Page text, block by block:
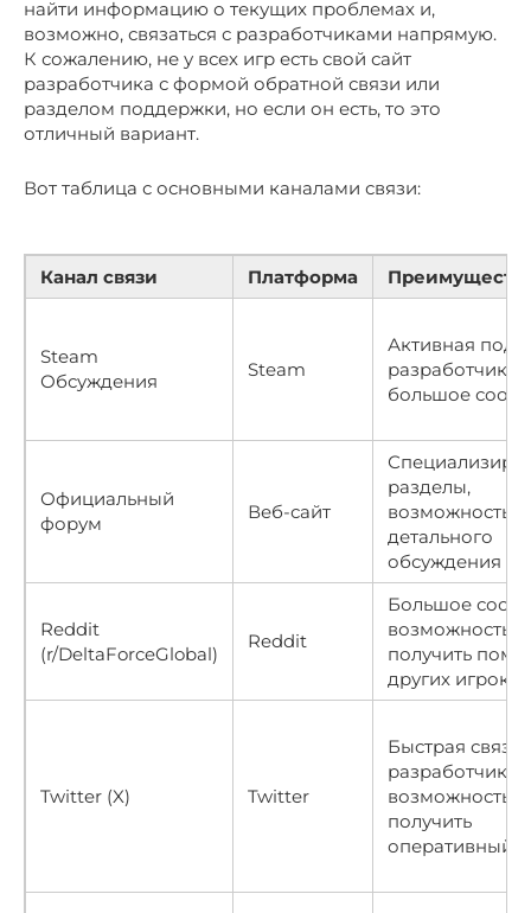
найти информацию о текущих проблемах и,
возможно, связаться с разработчиками напрямую.
К сожалению, не у всех игр есть свой сайт
разработчика с формой обратной связи или
разделом поддержки, но если он есть, то это
отличный вариант.
Вот таблица с основными каналами связи:
Канал связи Платформа
Steam
Обсуждения
Steam
Активная
большое
Официальный
форум
Веб-сайт
разделы,
возможность
детального
обсуждения
Reddit
(r/DeltaForceGlobal)
Reddit
Большое
возможность
получить
других игроков
Twitter (X) Twitter
Быстрая связь
возможность
получить
оперативный